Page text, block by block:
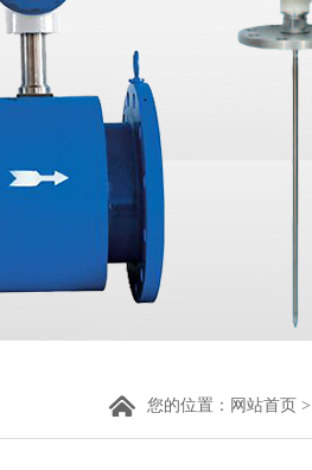
您的位置： 网站首页 >